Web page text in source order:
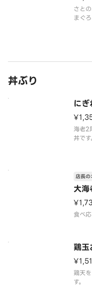
さと
まぐ
丼ぶり
に
海老2
丼で
大海
店長の
食べ
鶏玉
鶏天
す。